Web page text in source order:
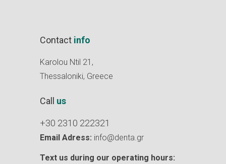
Contact info
Karolou Ntil 21,
Thessaloniki, Greece
Call us
+30 2310 222321
Email Adress: info@denta.gr
Text us during our operating hours: